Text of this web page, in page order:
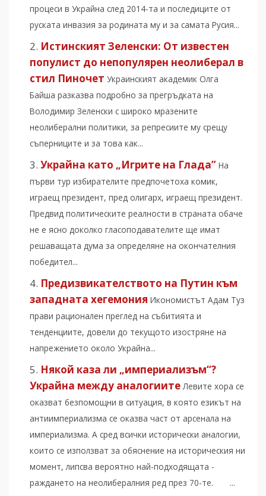
процеси в Украйна след 2014-та и последиците от
руската инвазия за родината му и за самата Русия...
Истинският Зеленски: Oт известен
популист до непопулярен неолиберал в
стил Пиночет Украинският академик Олга
Байша разказва подробно за прегръдката на
Володимир Зеленски с широко мразeните
неолиберални политики, за репресиите му срещу
съперниците и за това как...
Украйна като „Игрите на Глада” На
първи тур избирателите предпочетоха комик,
играещ президент, пред олигарх, играещ президент.
Предвид политическите реалности в страната обаче
не е ясно доколко гласоподавателите ще имат
решаващата дума за определяне на окончателния
победител...
Предизвикателството на Путин към
западната хегемония Икономистът Адам Туз
прави рационален преглед на събитията и
тенденциите, довели до текущото изостряне на
напрежението около Украйна...
Някой каза ли „империализъм“?
Украйна между аналогиите Левите хора се
оказват безпомощни в ситуация, в която езикът на
антиимпериализма се оказва част от арсенала на
империализма. А сред всички исторически аналогии,
които се използват за обяснение на историческия ни
момент, липсва вероятно най-подходящата -
раждането на неолибералния ред през 70-те. ...